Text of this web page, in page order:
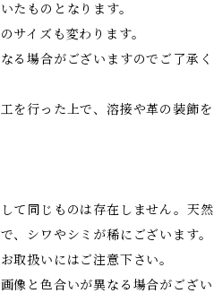
たものとなります。
サイズも変わります。
る場合がございますのでご了承く
を行った上で、溶接や革の装飾を
て同じものは存在しません。天然
、シワやシミが稀にございます。
取扱いにはご注意下さい。
像と色合いが異なる場合がござい